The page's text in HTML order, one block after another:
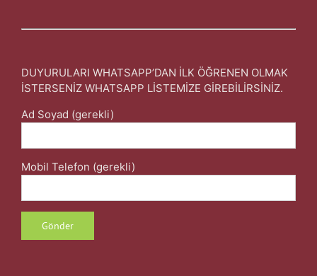
DUYURULARI WHATSAPP’DAN İLK ÖĞRENEN OLMAK
İSTERSENİZ WHATSAPP LİSTEMİZE GİREBİLİRSİNİZ.
Ad Soyad (gerekli)
Mobil Telefon (gerekli)